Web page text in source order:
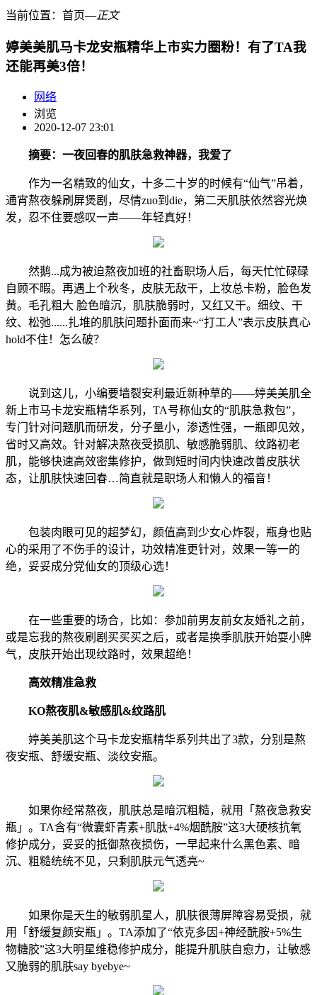
当前位置： 首页―正文
婷美美肌马卡龙安瓶精华上市实力圈粉！有了TA我
还能再美3倍！
网络
浏览
2020-12-07 23:01
摘要：一夜回春的肌肤急救神器，我爱了
作为一名精致的仙女，十多二十岁的时候有“仙气”吊着，
通宵熬夜躲刷屏煲剧，尽情zuo到die，第二天肌肤依然容光焕
发，忍不住要感叹一声——年轻真好！
然鹅...成为被迫熬夜加班的社畜职场人后，每天忙忙碌碌
自顾不暇。再遇上个秋冬，皮肤无敌干，上妆总卡粉，脸色发
黄。毛孔粗大 脸色暗沉，肌肤脆弱时，又红又干。细纹、干
纹、松弛......扎堆的肌肤问题扑面而来~“打工人”表示皮肤真心
hold不住！怎么破？
说到这儿，小编要墙裂安利最近新种草的——婷美美肌全
新上市马卡龙安瓶精华系列，TA号称仙女的“肌肤急救包”，
专门针对问题肌而研发，分子量小，渗透性强，一瓶即见效，
省时又高效。针对解决熬夜受损肌、敏感脆弱肌、纹路初老
肌，能够快速高效密集修护，做到短时间内快速改善皮肤状
态，让肌肤快速回春…简直就是职场人和懒人的福音！
包装肉眼可见的超梦幻，颜值高到少女心炸裂，瓶身也贴
心的采用了不伤手的设计，功效精准更针对，效果一等一的
绝，妥妥成分党仙女的顶级心选！
在一些重要的场合，比如：参加前男友前女友婚礼之前，
或是忘我的熬夜刷剧买买买之后，或者是换季肌肤开始耍小脾
气，皮肤开始出现纹路时，效果超绝！
高效精准急救
KO熬夜肌&敏感肌&纹路肌
婷美美肌这个马卡龙安瓶精华系列共出了3款，分别是熬
夜安瓶、舒缓安瓶、淡纹安瓶。
如果你经常熬夜，肌肤总是暗沉粗糙，就用「熬夜急救安
瓶」。TA含有“微囊虾青素+肌肽+4%烟酰胺”这3大硬核抗氧
修护成分，妥妥的抵御熬夜损伤，一早起来什么黑色素、暗
沉、粗糙统统不见，只剩肌肤元气透亮~
如果你是天生的敏弱肌星人，肌肤很薄屏障容易受损，就
用「舒缓复颜安瓶」。TA添加了“依克多因+神经酰胺+5%生
物糖胶”这3大明星维稳修护成分，能提升肌肤自愈力，让敏感
又脆弱的肌肤say byebye~